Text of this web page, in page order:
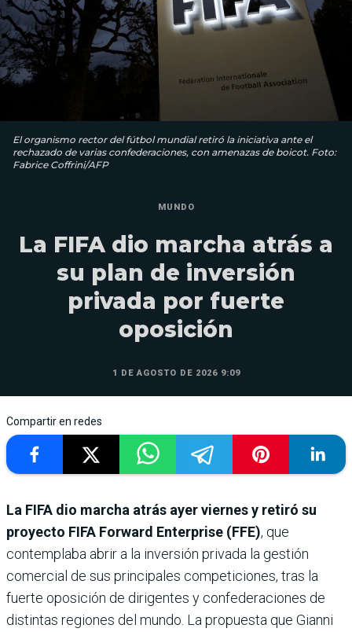
El organismo rector del fútbol mundial retiró la iniciativa ante el
rechazado de varias confederaciones, con amenazas de boicot. Foto:
Fabrice Coffrini/AFP
MUNDO
La FIFA dio marcha atrás a
su plan de inversión
privada por fuerte
oposición
1 DE AGOSTO DE 2026 9:09
Compartir en redes
La FIFA dio marcha atrás ayer viernes y retiró su
proyecto FIFA Forward Enterprise (FFE), que
contemplaba abrir a la inversión privada la gestión
comercial de sus principales competiciones, tras la
fuerte oposición de dirigentes y confederaciones de
distintas regiones del mundo. La propuesta que Gianni